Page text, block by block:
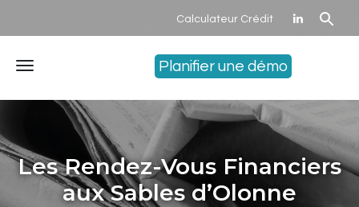
Calculateur Crédit
Planifier une démo
Menu
Les Rendez-Vous Financiers
aux Sables d’Olonne